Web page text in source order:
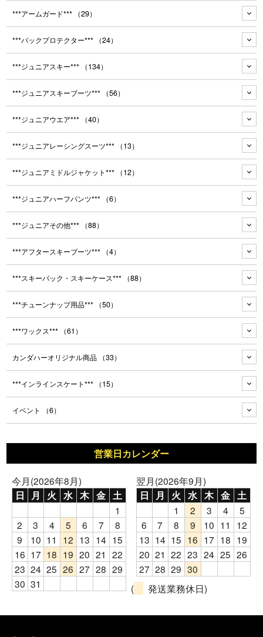
***アームガード*** （29）
***バックプロテクター*** （24）
***ジュニアスキー*** （134）
***ジュニアスキーブーツ*** （56）
***ジュニアウエア*** （40）
***ジュニアレーシングスーツ*** （13）
***ジュニアミドルジャケット*** （12）
***ジュニアハーフパンツ*** （6）
***ジュニアその他*** （88）
***アフタースキーブーツ*** （4）
***スキーバック・スキーケース*** （88）
***チューンナップ用品*** （50）
***ワックス*** （61）
カンダハーオリジナル商品 （33）
***インラインスケート*** （15）
イベント （6）
営業日カレンダー
今月(2026年8月)
日 月 火 水 木 金 土
1
2
3 4 5 6 7
8
9
10 11 12 13 14 15
16 17 18 19 20 21 22
23 24 25 26 27 28 29
30 31
翌月(2026年9月)
日 月 火 水 木 金 土
1 2 3 4
5
6
7 8 9 10 11
12
13 14 15 16 17 18 19
20 21 22 23 24 25 26
27 28 29 30
(
発送業務休日)